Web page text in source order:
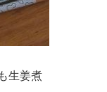
生姜煮